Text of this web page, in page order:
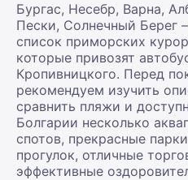
Бургас, Несебр, Варна,
Пески, Солнечный Берег
список приморских
которые привозят
Кропивницкого. Перед
рекомендуем изучить
сравнить пляжи и
Болгарии несколько
спотов, прекрасные
прогулок, отличные
эффективные